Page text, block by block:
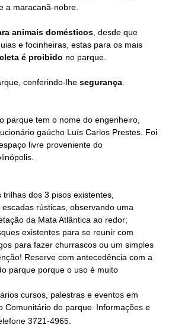
a maracanã-nobre.
animais domésticos , desde que
e focinheiras, estas para os mais
é proibido no parque.
conferindo-lhe segurança
parque tem o nome do engenheiro,
gaúcho Luís Carlos Prestes. Foi
livre proveniente do
dos 3 pisos existentes,
rústicas, observando uma
da Mata Atlântica ao redor;
existentes para se reunir com
para fazer churrascos ou um simples
Reserve com antecedência com a
parque porque o uso é muito
cursos, palestras e eventos em
Comunitário do parque. Informações e
3721-4965.